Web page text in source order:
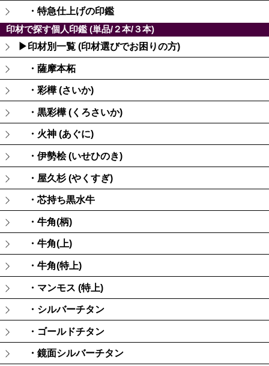
・特急仕上げの印鑑
印材で探す個人印鑑 (単品/２本/３本)
▶印材別一覧 (印材選びでお困りの方)
・薩摩本柘
・彩樺 (さいか)
・黒彩樺 (くろさいか)
・火神 (あぐに)
・伊勢桧 (いせひのき)
・屋久杉 (やくすぎ)
・芯持ち黒水牛
・牛角(柄)
・牛角(上)
・牛角(特上)
・マンモス (特上)
・シルバーチタン
・ゴールドチタン
・鏡面シルバーチタン